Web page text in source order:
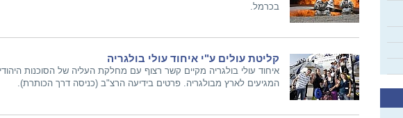
בכרמל.
קליטת עולים ע"י איחוד עולי בולגריה
איחוד עולי בולגריה מקיים קשר רצוף עם מחלקת העליה של הסוכנות
המגיעים לארץ מבולגריה. פרטים בידיעה הרצ"ב (כניסה דרך הכותרת).